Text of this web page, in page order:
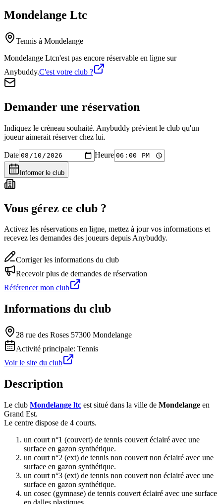
Mondelange Ltc
Tennis à Mondelange
Mondelange Ltcn'est pas encore réservable en ligne sur
Anybuddy.C'est votre club ?
Demander une réservation
Indiquez le créneau souhaité. Anybuddy prévient le club qu'un
joueur aimerait réserver chez lui.
Date Heure
Informer le club
Vous gérez ce club ?
Activez les réservations en ligne, mettez à jour vos informations et
recevez les demandes des joueurs depuis Anybuddy.
Corriger les informations du club
Recevoir plus de demandes de réservation
Référencer mon club
Informations du club
28 rue des Roses 57300 Mondelange
Activité principale: Tennis
Voir le site du club
Description
Le club Mondelange ltc est situé dans la ville de Mondelange en
Grand Est.
Le centre dispose de 4 courts.
un court n°1 (couvert) de tennis couvert éclairé avec une
surface en gazon synthétique.
un court n°2 (ext) de tennis non couvert non éclairé avec une
surface en gazon synthétique.
un court n°3 (ext) de tennis non couvert non éclairé avec une
surface en gazon synthétique.
un cosec (gymnase) de tennis couvert éclairé avec une surface
en dalles plastiques.